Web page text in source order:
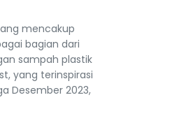
mencakup
bagian dari
sampah plastik
yang terinspirasi
Desember 2023,